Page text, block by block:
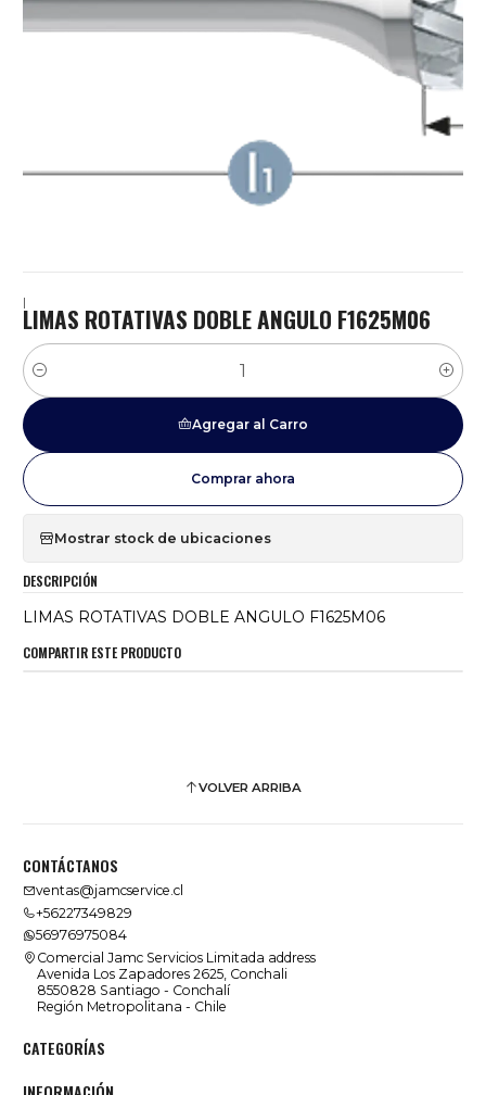
|
LIMAS ROTATIVAS DOBLE ANGULO F1625M06
Cantidad
Agregar al Carro
Comprar ahora
Mostrar stock de ubicaciones
DESCRIPCIÓN
LIMAS ROTATIVAS DOBLE ANGULO F1625M06
COMPARTIR ESTE PRODUCTO
VOLVER ARRIBA
CONTÁCTANOS
ventas@jamcservice.cl
+56227349829
56976975084
Comercial Jamc Servicios Limitada address
Avenida Los Zapadores 2625, Conchali
8550828 Santiago - Conchalí
Región Metropolitana - Chile
CATEGORÍAS